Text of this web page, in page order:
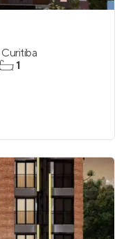
Curitiba
1